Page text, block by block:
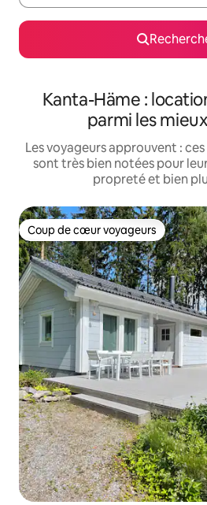
Kanta-Häme :
parmi les
Les voyageurs approuvent :
sont très bien notées pour
propreté et bien
Coup de cœur voyageurs
Coup de cœur voyageurs